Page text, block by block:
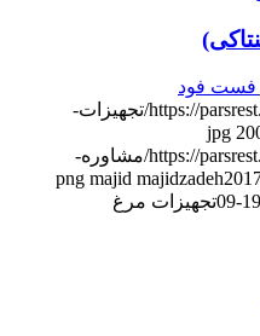
فود
https://parsrest.ir/wp-content/uploads/2017/09/تجهیزات-
https://parsrest.ir/wp-content/uploads/2026/07/مشاوره-
majid
تجهیزات مرغ